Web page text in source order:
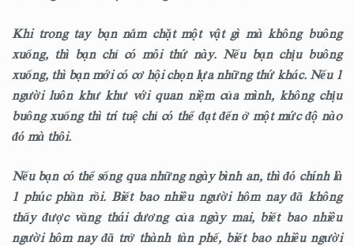
Khi trong tay bạn nắm chặt một vật gì mà không buông
xuống, thì bạn chỉ có mỗi thứ này. Nếu bạn chịu buông
xuống, thì bạn mới có cơ hội chọn lựa những thứ khác. Nếu 1
người luôn khư khư với quan niệm của mình, không chịu
buông xuống thì trí tuệ chỉ có thể đạt đến ở một mức độ nào
đó mà thôi.
Nếu bạn có thể sống qua những ngày bình an, thì đó chính là
1 phúc phần rồi. Biết bao nhiêu người hôm nay đã không
thấy được vầng thái dương của ngày mai, biết bao nhiêu
người hôm nay đã trở thành tàn phế, biết bao nhiêu người